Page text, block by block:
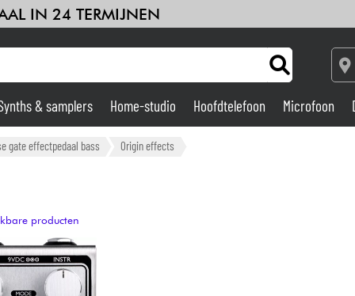
IN 24 TERMIJNEN
Versterker & Effecten
Drums & percussie
& samplers Home-studio Hoofdtelefoon Microfoon
gate effectpedaal bass Origin effects
producten